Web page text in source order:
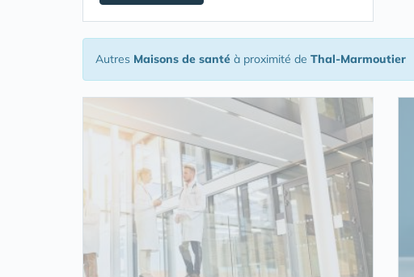
Autres Maisons de santé à proximité de Thal-Marmoutier